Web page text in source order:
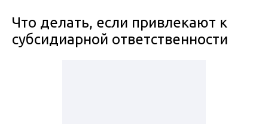
Что делать, если привлекают к
субсидиарной ответственности